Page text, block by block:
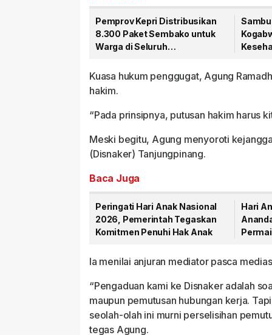
Pemprov Kepri Distribusikan
8.300 Paket Sembako untuk
Warga di Seluruh
Kuasa hukum penggugat, Agung
hakim.
“Pada prinsipnya, putusan hakim harus
Meski begitu, Agung menyoroti
(Disnaker) Tanjungpinang.
Baca Juga
Peringati Hari Anak Nasional
2026, Pemerintah Tegaskan
Komitmen Penuhi Hak Anak
Hari
Ia menilai anjuran mediator pasca
“Pengaduan kami ke Disnaker adalah
maupun pemutusan hubungan kerja.
seolah-olah ini murni perselisihan
tegas Agung.